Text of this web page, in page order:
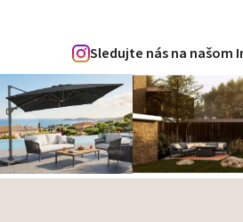
Sledujte nás na našom
‹